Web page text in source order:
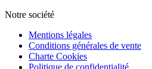
Notre société
Mentions légales
Conditions générales de vente
Charte Cookies
Politique de confidentialité